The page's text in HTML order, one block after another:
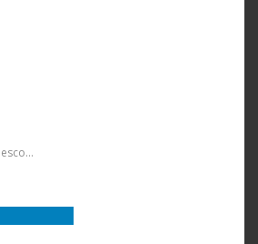
Extension perchette télescopique.